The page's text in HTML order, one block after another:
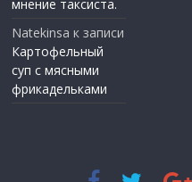
мнение таксиста.
Natekinsa к записи
Картофельный
суп с мясными
фрикадельками